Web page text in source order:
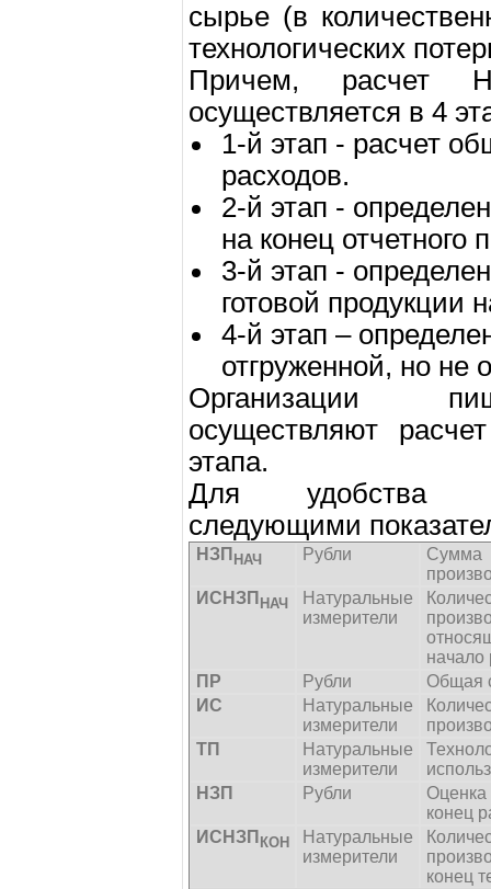
сырье (в
технологических
Причем, расчет
осуществляется в 4
1-й этап - расчет
расходов.
2-й этап -
на конец отчетного
3-й этап -
готовой продукции
4-й этап –
отгруженной, но не
Организации
осуществляют
этапа.
Для удобства
следующими
НЗП НАЧ Рубли
ИСНЗП НАЧ
Натуральные
измерители
начало
ПР
Рубли
Общая
ИС
Натуральные
измерители
ТП
Натуральные
измерители
НЗП
Рубли
конец
ИСНЗП КОН
Натуральные
измерители
конец